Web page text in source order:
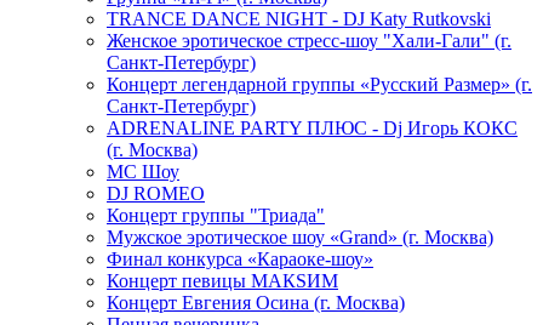
TRANCE DANCE NIGHT - DJ Katy Rutkovski
Женское эротическое стресс-шоу "Хали-Гали" (г.
Санкт-Петербург)
Концерт легендарной группы «Русский Размер» (г.
Санкт-Петербург)
ADRENALINE PARTY ПЛЮС - Dj Игорь КОКС
(г. Москва)
MC Шоу
DJ ROMEO
Концерт группы "Триада"
Мужское эротическое шоу «Grand» (г. Москва)
Финал конкурса «Караоке-шоу»
Концерт певицы МАКSИМ
Концерт Евгения Осина (г. Москва)